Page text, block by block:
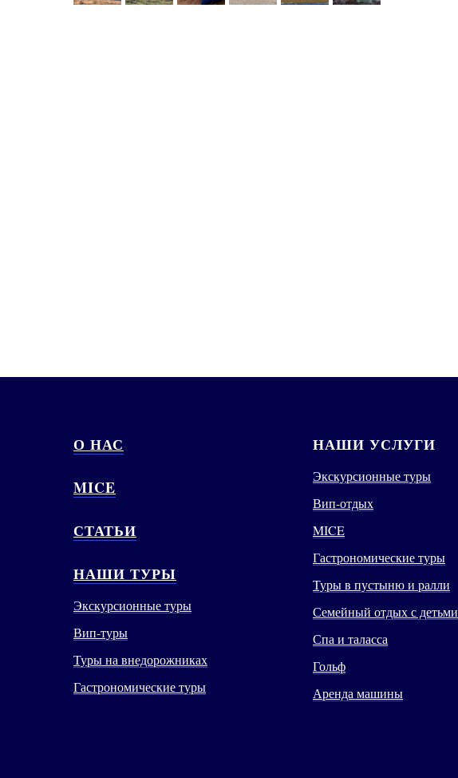
О НАС
MICE
СТАТЬИ
НАШИ ТУРЫ
Экскурсионные туры
Вип-туры
Туры на внедорожниках
Гастрономические туры
НАШИ УСЛУГИ
Экскурсионные туры
Вип-отдых
MICE
Гастрономические туры
Туры в пустыню и ралли
Семейный отдых с детьми
Спа и таласса
Гольф
Аренда машины